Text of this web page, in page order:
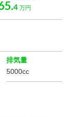
4万円
排気量
5000cc